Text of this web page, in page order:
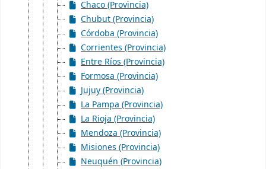
Chaco (Provincia)
Chubut (Provincia)
Córdoba (Provincia)
Corrientes (Provincia)
Entre Ríos (Provincia)
Formosa (Provincia)
Jujuy (Provincia)
La Pampa (Provincia)
La Rioja (Provincia)
Mendoza (Provincia)
Misiones (Provincia)
Neuquén (Provincia)